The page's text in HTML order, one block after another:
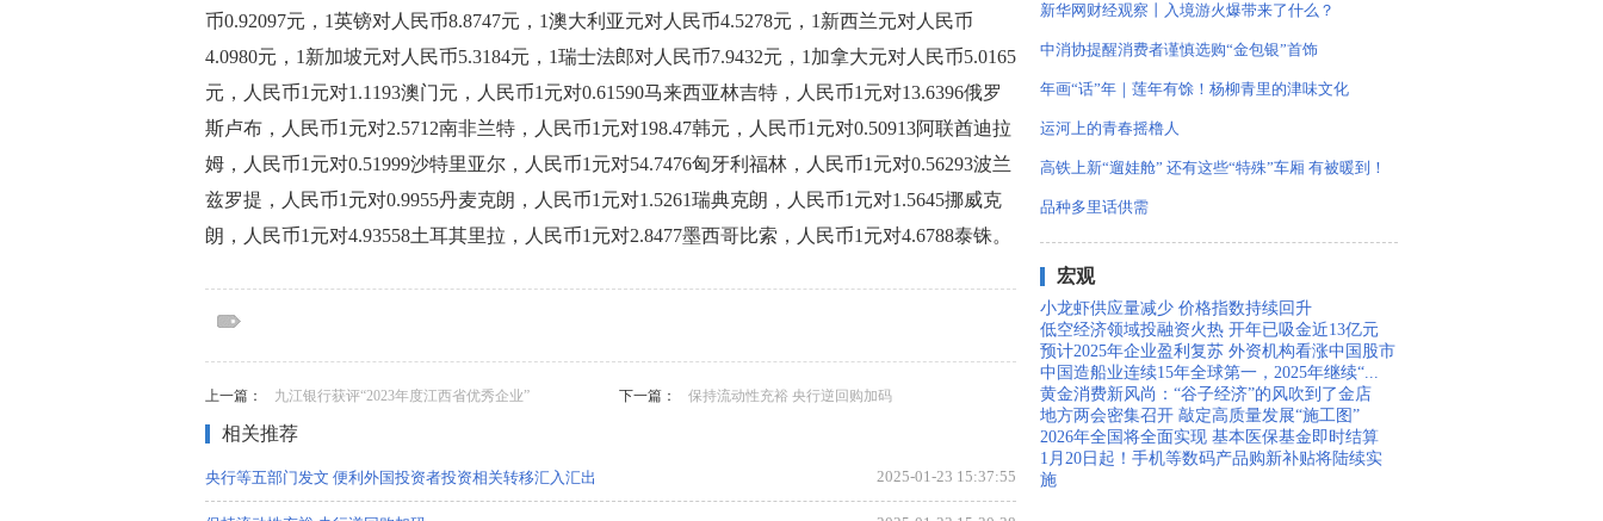
币0.92097元，1英镑对人民币8.8747元，1澳大利亚元对人民币4.5278元，1新西兰元对人民币
4.0980元，1新加坡元对人民币5.3184元，1瑞士法郎对人民币7.9432元，1加拿大元对人民币5.0165
元，人民币1元对1.1193澳门元，人民币1元对0.61590马来西亚林吉特，人民币1元对13.6396俄罗
斯卢布，人民币1元对2.5712南非兰特，人民币1元对198.47韩元，人民币1元对0.50913阿联酋迪拉
姆，人民币1元对0.51999沙特里亚尔，人民币1元对54.7476匈牙利福林，人民币1元对0.56293波兰
兹罗提，人民币1元对0.9955丹麦克朗，人民币1元对1.5261瑞典克朗，人民币1元对1.5645挪威克
朗，人民币1元对4.93558土耳其里拉，人民币1元对2.8477墨西哥比索，人民币1元对4.6788泰铢。
费，互联网，科技，国际，文化，时事，社会，国内，健康，产业资讯，房产，体育。
上一篇： 九江银行获评“2023年度江西省优秀企业” 下一篇： 保持流动性充裕 央行逆回购加码
相关推荐
央行等五部门发文 便利外国投资者投资相关转移汇入汇出 2025-01-23 15:37:55
新华网财经观察丨入境游火爆带来了什么？
中消协提醒消费者谨慎选购“金包银”首饰
年画“话”年｜莲年有馀！杨柳青里的津味文化
运河上的青春摇橹人
高铁上新“遛娃舱” 还有这些“特殊”车厢 有被暖到！
品种多里话供需
宏观
小龙虾供应量减少 价格指数持续回升
低空经济领域投融资火热 开年已吸金近13亿元
预计2025年企业盈利复苏 外资机构看涨中国股市
中国造船业连续15年全球第一，2025年继续“...
黄金消费新风尚：“谷子经济”的风吹到了金店
地方两会密集召开 敲定高质量发展“施工图”
2026年全国将全面实现 基本医保基金即时结算
1月20日起！手机等数码产品购新补贴将陆续实
施